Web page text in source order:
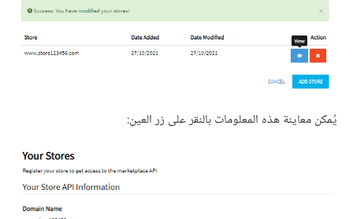
يُمكن معاينة هذه المعلومات بالنقر على زر العين: